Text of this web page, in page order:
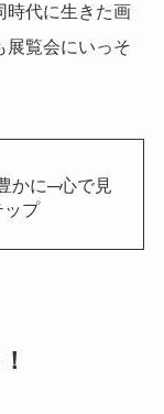
時代に生きた画
展覧会にいっそ
かに─心で見
ップ